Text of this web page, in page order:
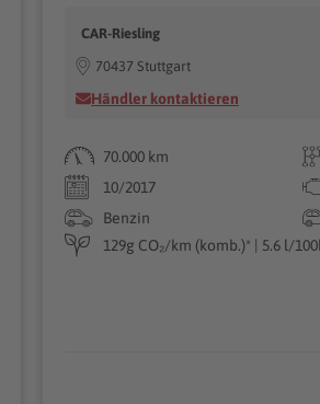
CAR-Riesling
70437 Stuttgart
Händler kontaktieren
70.000 km
10/2017
Benzin
129g CO₂/km (komb.)* | 5.6 l/